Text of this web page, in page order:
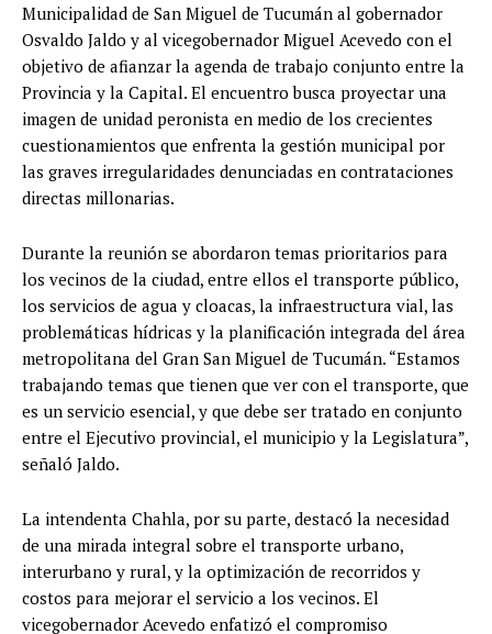
Municipalidad de San Miguel de Tucumán al gobernador
Osvaldo Jaldo y al vicegobernador Miguel Acevedo con el
objetivo de afianzar la agenda de trabajo conjunto entre la
Provincia y la Capital. El encuentro busca proyectar una
imagen de unidad peronista en medio de los crecientes
cuestionamientos que enfrenta la gestión municipal por
las graves irregularidades denunciadas en contrataciones
directas millonarias.
Durante la reunión se abordaron temas prioritarios para
los vecinos de la ciudad, entre ellos el transporte público,
los servicios de agua y cloacas, la infraestructura vial, las
problemáticas hídricas y la planificación integrada del área
metropolitana del Gran San Miguel de Tucumán. “Estamos
trabajando temas que tienen que ver con el transporte, que
es un servicio esencial, y que debe ser tratado en conjunto
entre el Ejecutivo provincial, el municipio y la Legislatura”,
señaló Jaldo.
La intendenta Chahla, por su parte, destacó la necesidad
de una mirada integral sobre el transporte urbano,
interurbano y rural, y la optimización de recorridos y
costos para mejorar el servicio a los vecinos. El
vicegobernador Acevedo enfatizó el compromiso